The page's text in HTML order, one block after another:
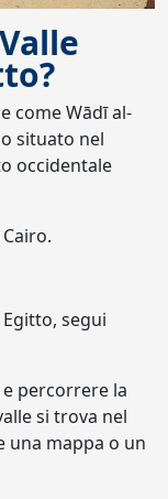
come Wādī al-
situato nel
occidentale
segui
percorrere la
si trova nel
una mappa o un